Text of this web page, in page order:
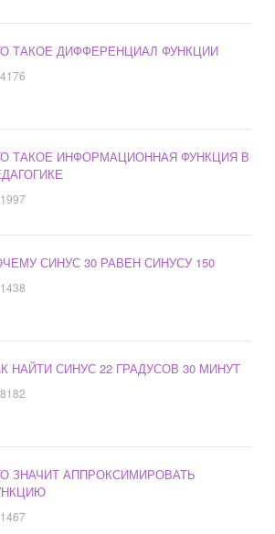
ТАКОЕ ДИФФЕРЕНЦИАЛ ФУНКЦИИ
4176
ТАКОЕ ИНФОРМАЦИОННАЯ ФУНКЦИЯ В
1997
СИНУС 30 РАВЕН СИНУСУ 150
1438
НАЙТИ СИНУС 22 ГРАДУСОВ 30 МИНУТ
8182
ЗНАЧИТ АППРОКСИМИРОВАТЬ
1467